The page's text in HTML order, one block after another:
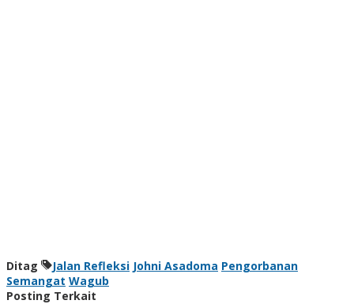
Ditag Jalan Refleksi Johni Asadoma Pengorbanan
Semangat Wagub
Posting Terkait